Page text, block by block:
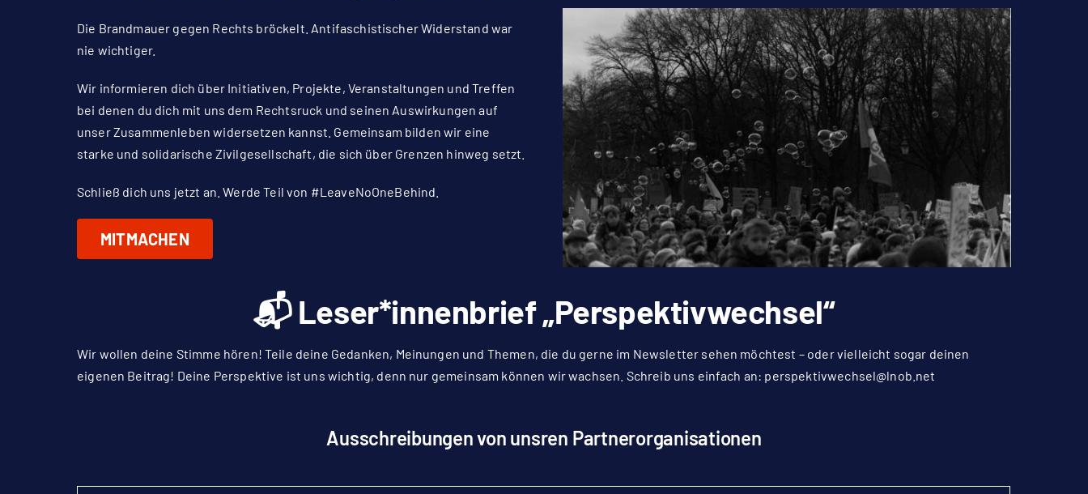
Die Brandmauer gegen Rechts bröckelt. Antifaschistischer Widerstand war
nie wichtiger.
Wir informieren dich über Initiativen, Projekte, Veranstaltungen und Treffen
bei denen du dich mit uns dem Rechtsruck und seinen Auswirkungen auf
unser Zusammenleben widersetzen kannst. Gemeinsam bilden wir eine
starke und solidarische Zivilgesellschaft, die sich über Grenzen hinweg setzt.
Schließ dich uns jetzt an. Werde Teil von #LeaveNoOneBehind.
MITMACHEN
📬 Leser*innenbrief „Perspektivwechsel“
Wir wollen deine Stimme hören! Teile deine Gedanken, Meinungen und Themen, die du gerne im Newsletter sehen möchtest – oder vielleicht sogar deinen
eigenen Beitrag! Deine Perspektive ist uns wichtig, denn nur gemeinsam können wir wachsen. Schreib uns einfach an: perspektivwechsel@lnob.net
Ausschreibungen von unsren Partnerorganisationen